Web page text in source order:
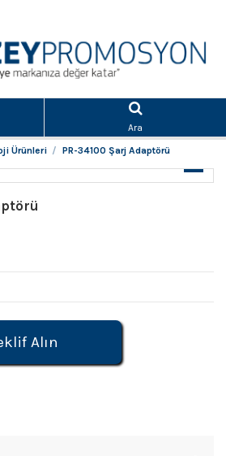
Ara
Ürünleri PR-34100 Şarj Adaptörü
Alın